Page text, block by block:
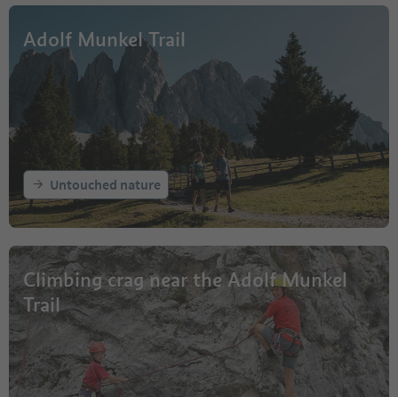
Adolf Munkel Trail
Untouched nature
Climbing crag near the Adolf Munkel
Trail